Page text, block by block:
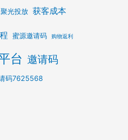
聚光投放 获客成本
蜜源邀请码 购物返利
台 邀请码
码7625568